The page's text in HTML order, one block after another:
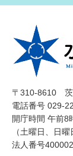
〒310-8610 茨
電話番号 029-
開庁時間 午前8
（土曜日、日
法人番号